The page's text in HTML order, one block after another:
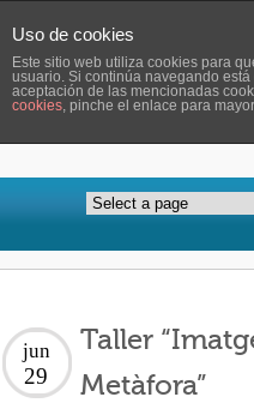
Taller
Metàfora”
jun
29
Uso de cookies
Este sitio web utiliza cookies para
usuario. Si continúa navegando
aceptación de las mencionadas
cookies, pinche el enlace para